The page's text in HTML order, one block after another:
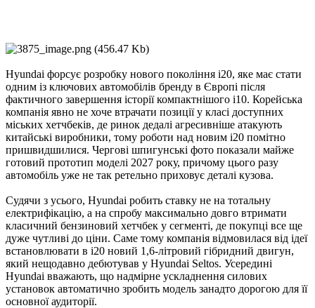
Hyundai форсує розробку нового покоління i20, яке має стати
одним із ключових автомобілів бренду в Європі після
фактичного завершення історії компактнішого i10. Корейська
компанія явно не хоче втрачати позиції у класі доступних
міських хетчбеків, де ринок дедалі агресивніше атакують
китайські виробники, тому роботи над новим i20 помітно
пришвидшилися. Чергові шпигунські фото показали майже
готовий прототип моделі 2027 року, причому цього разу
автомобіль уже не так ретельно приховує деталі кузова.
Судячи з усього, Hyundai робить ставку не на тотальну
електрифікацію, а на спробу максимально довго втримати
класичний бензиновий хетчбек у сегменті, де покупці все ще
дуже чутливі до ціни. Саме тому компанія відмовилася від ідеї
встановлювати в i20 новий 1,6-літровий гібридний двигун,
який нещодавно дебютував у Hyundai Seltos. Усередині
Hyundai вважають, що надмірне ускладнення силових
установок автоматично зробить модель занадто дорогою для її
основної аудиторії.